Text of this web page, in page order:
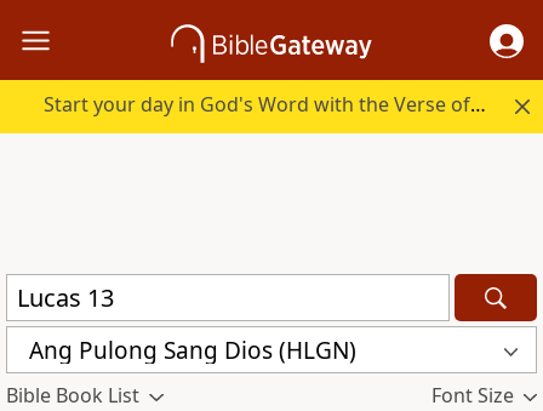
Start your day in God's Word with the Verse of the Day.
Ang Pulong Sang Dios (HLGN)
Bible Book List Font Size